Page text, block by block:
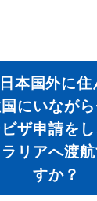
本国外に
にいなが
ザ申請を
リアへ渡
すか？